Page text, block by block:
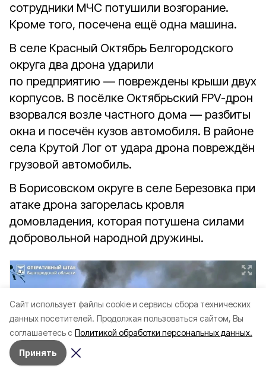
Cайт использует файлы cookie и сервисы сбора технических
данных посетителей. Продолжая пользоваться сайтом, Вы
соглашаетесь с Политикой обработки персональных данных.
Принять
сотрудники МЧС потушили возгорание.
Кроме того, посечена ещё одна машина.
В селе Красный Октябрь Белгородского
округа два дрона ударили
по предприятию — повреждены крыши двух
корпусов. В посёлке Октябрьский FPV-дрон
взорвался возле частного дома — разбиты
окна и посечён кузов автомобиля. В районе
села Крутой Лог от удара дрона повреждён
грузовой автомобиль.
В Борисовском округе в селе Березовка при
атаке дрона загорелась кровля
домовладения, которая потушена силами
добровольной народной дружины.